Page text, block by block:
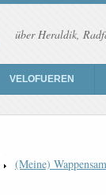
über Heraldik,
VELOFUEREN
(Meine)